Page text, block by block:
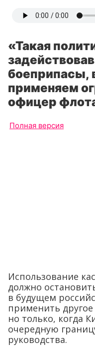
«Такая
боеприпасы,
применяем
офицер
Полная версия
Использование
должно
в будущем
применить
но только, когда
очередную
руководства.